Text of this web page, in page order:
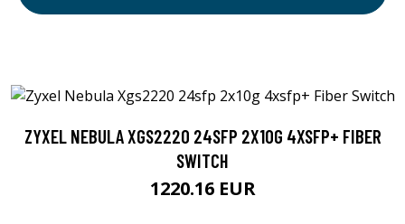
ZYXEL NEBULA XGS2220 24SFP 2X10G 4XSFP+ FIBER
SWITCH
1220.16 EUR